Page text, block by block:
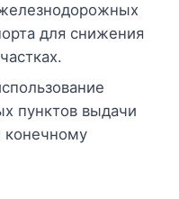
для снижения
пунктов выдачи
конечному